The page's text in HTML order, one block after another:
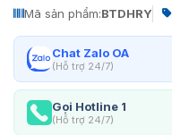
Mã sản phẩm:BTDHRY
Chat Zalo OA
(Hỗ trợ 24/7)
Gọi Hotline 1
(Hỗ trợ 24/7)